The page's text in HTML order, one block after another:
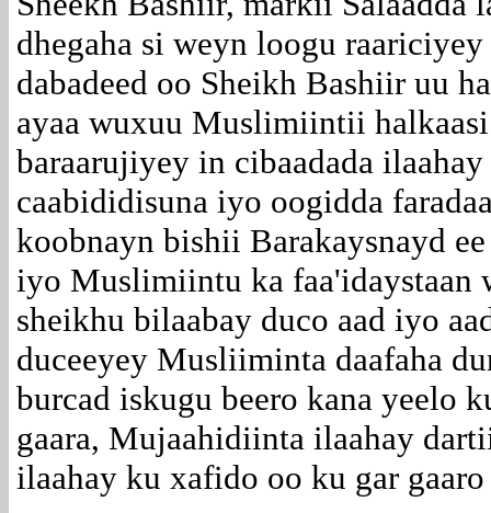
dhegaha si weyn loogu
dabadeed oo Sheikh Bashiir uu
ayaa wuxuu Muslimiintii
baraarujiyey in cibaadada
caabididisuna iyo oogidda
koobnayn bishii Barakaysnayd ee
iyo Muslimiintu ka faa'idaystaan
sheikhu bilaabay duco aad iyo
duceeyey Musliiminta daafaha
burcad iskugu beero kana yeelo
gaara, Mujaahidiinta ilaahay
ilaahay ku xafido oo ku gar